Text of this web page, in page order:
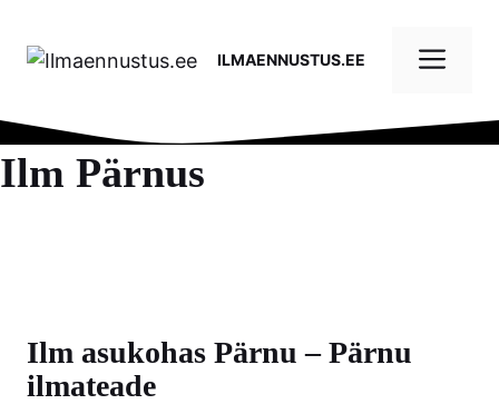
content
ILMAENNUSTUS.EE
Ilm Pärnus
Ilm asukohas Pärnu – Pärnu
ilmateade